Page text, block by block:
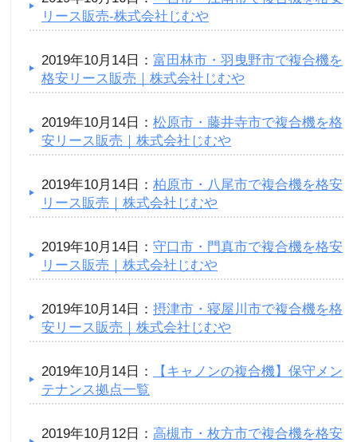
リース販売-株式会社じむや
2019年10月14日： 富田林市・羽曳野市で複合機を
格安リース販売｜株式会社じむや
2019年10月14日： 松原市・藤井寺市で複合機を格
安リース販売｜株式会社じむや
2019年10月14日： 柏原市・八尾市で複合機を格安
リース販売｜株式会社じむや
2019年10月14日： 守口市・門真市で複合機を格安
リース販売｜株式会社じむや
2019年10月14日： 摂津市・寝屋川市で複合機を格
安リース販売｜株式会社じむや
2019年10月14日：
【キャノンの複合機】保守メン
テナンス拠点一覧
2019年10月12日： 高槻市・枚方市で複合機を格安